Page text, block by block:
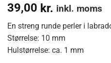
39,00 kr. inkl. moms
En streng runde perler i
Størrelse: 10 mm
Hulstørrelse: ca. 1 mm